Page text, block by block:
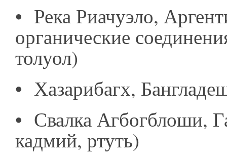
• Река Риачуэло,
органические
толуол)
• Хазарибагх,
• Свалка Агбогблоши,
кадмий, ртуть)